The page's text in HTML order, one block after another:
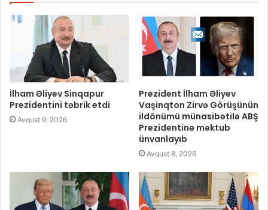
İlham Əliyev Sinqapur
Prezidentini təbrik etdi
Avqust 9, 2026
Prezident İlham Əliyev
Vaşinqton Zirvə Görüşünün
ildönümü münasibətilə ABŞ
Prezidentinə məktub
ünvanlayıb
Avqust 8, 2026